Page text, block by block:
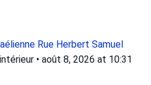
Rue Herbert Samuel
• août 8, 2026 at 10:31